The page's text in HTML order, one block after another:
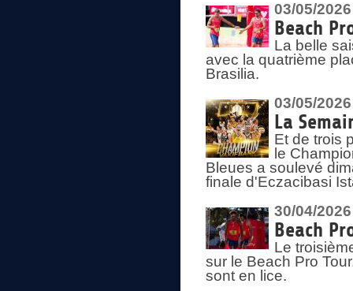
03/05/2026
Beach
La belle
avec la quatrième
Brasilia.
03/05/2026
La
Et de trois
le
Bleues a soulevé
finale d'Eczacibasi
30/04/2026
Beach
Le
sur le Beach Pro
sont en lice.